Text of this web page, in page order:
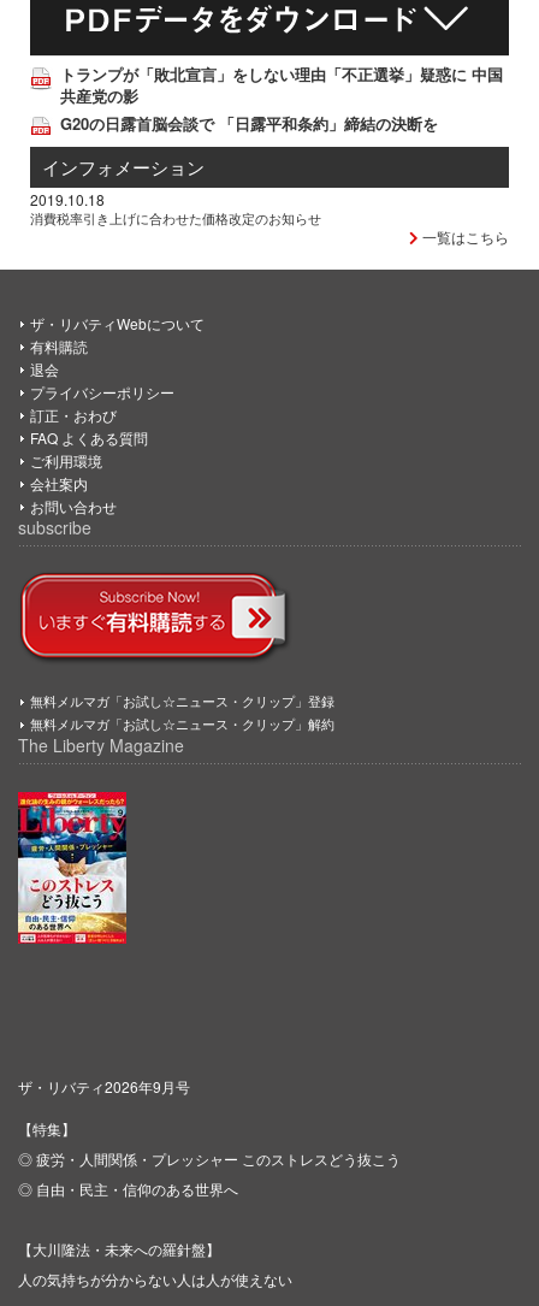
トランプが「敗北宣言」をしない理由「不正選挙」疑惑に 中国
共産党の影
G20の日露首脳会談で 「日露平和条約」締結の決断を
インフォメーション
2019.10.18
消費税率引き上げに合わせた価格改定のお知らせ
一覧はこちら
ザ・リバティWebについて
有料購読
退会
プライバシーポリシー
訂正・おわび
FAQ よくある質問
ご利用環境
会社案内
お問い合わせ
subscribe
無料メルマガ「お試し☆ニュース・クリップ」登録
無料メルマガ「お試し☆ニュース・クリップ」解約
The Liberty Magazine
ザ・リバティ2026年9月号
【特集】
◎ 疲労・人間関係・プレッシャー このストレスどう抜こう
◎ 自由・民主・信仰のある世界へ
【大川隆法・未来への羅針盤】
人の気持ちが分からない人は人が使えない